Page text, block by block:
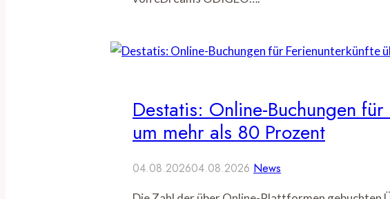
Destatis: Online-Buchungen
um mehr als 80 Prozent
04.08.202604.08.2026 News